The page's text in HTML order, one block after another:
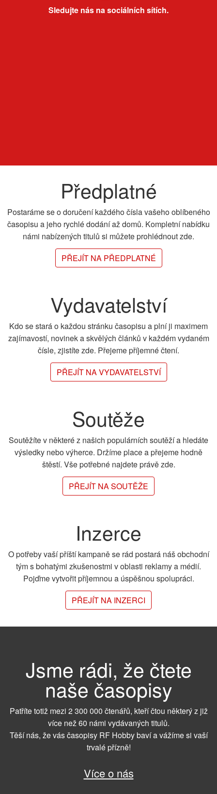
Sledujte nás na sociálních sítích.
Předplatné
Postaráme se o doručení každého čísla vašeho oblíbeného
časopisu a jeho rychlé dodání až domů. Kompletní nabídku
námi nabízených titulů si můžete prohlédnout zde.
PŘEJÍT NA PŘEDPLATNÉ
Vydavatelství
Kdo se stará o každou stránku časopisu a plní ji maximem
zajímavostí, novinek a skvělých článků v každém vydaném
čísle, zjistíte zde. Přejeme příjemné čtení.
PŘEJÍT NA VYDAVATELSTVÍ
Soutěže
Soutěžíte v některé z našich populárních soutěží a hledáte
výsledky nebo výherce. Držíme place a přejeme hodně
štěstí. Vše potřebné najdete právě zde.
PŘEJÍT NA SOUTĚŽE
Inzerce
O potřeby vaší příští kampaně se rád postará náš obchodní
tým s bohatými zkušenostmi v oblasti reklamy a médií.
Pojďme vytvořit příjemnou a úspěšnou spolupráci.
PŘEJÍT NA INZERCI
Jsme rádi, že čtete
naše časopisy
Patříte totiž mezi 2 300 000 čtenářů, kteří čtou některý z již
více než 60 námi vydávaných titulů.
Těší nás, že vás časopisy RF Hobby baví a vážíme si vaší
trvalé přízně!
Více o nás